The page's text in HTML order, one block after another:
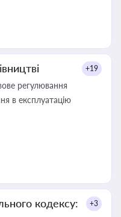
+19
регулювання
в експлуатацію
кодексу:
+3